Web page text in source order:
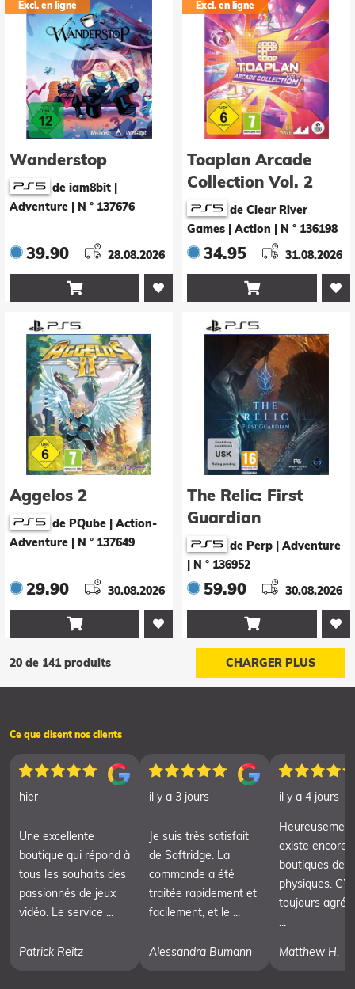
Excl. en ligne
Wanderstop
de iam8bit |
Adventure
N ° 137676
39.90 28.08.2026

Excl. en ligne
Toaplan Arcade
Collection Vol. 2
de Clear River
Games | Action
N ° 136198
34.95 31.08.2026

Aggelos 2
de PQube | Action-
Adventure
N ° 137649
29.90 30.08.2026

The Relic: First
Guardian
de Perp | Adventure
N ° 136952
59.90 30.08.2026

20 de 141 produits CHARGER PLUS
Ce que disent nos clients
hier
Une excellente
boutique qui répond à
tous les souhaits des
passionnés de jeux
vidéo. Le service ...
Patrick Reitz
il y a 3 jours
Je suis très satisfait
de Softridge. La
commande a été
traitée rapidement et
facilement, et le ...
Alessandra Bumann
il y a 4 jours
existe encore
boutiques de
physiques.
toujours
...
Matthew H.